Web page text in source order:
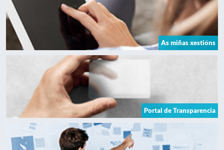
As miñas xestións
Portal de Transparencia